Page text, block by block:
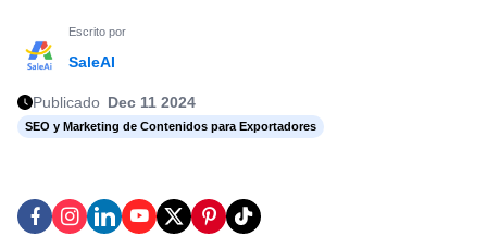
Escrito por
SaleAI
Publicado Dec 11 2024
SEO y Marketing de Contenidos para Exportadores